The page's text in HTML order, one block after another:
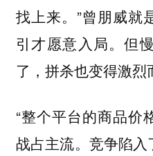
找上来。”曾朋威就
引才愿意入局。但
了，拼杀也变得激烈
“整个平台的商品价
战占主流。竞争陷入